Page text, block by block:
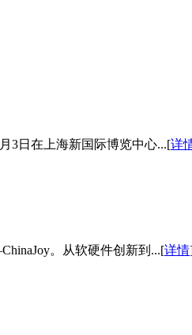
3日在上海新国际博览中心...[详
。从软硬件创新到...[详情